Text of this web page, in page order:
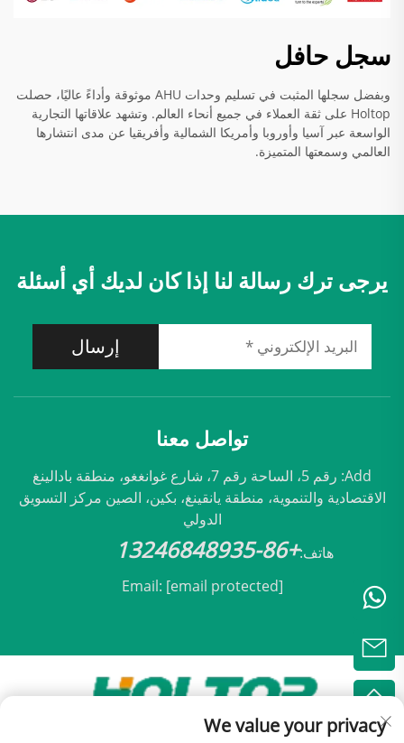
سجل حافل
وبفضل سجلها المثبت في تسليم وحدات AHU موثوقة وأداءً عاليًا، حصلت
Holtop على ثقة العملاء في جميع أنحاء العالم. وتشهد علاقاتها التجارية
الواسعة عبر آسيا وأوروبا وأمريكا الشمالية وأفريقيا عن مدى انتشارها
العالمي وسمعتها المتميزة.
يرجى ترك رسالة لنا إذا كان لديك أي أسئلة
إرسال
تواصل معنا
Add: رقم 5، الساحة رقم 7، شارع غوانغغو، منطقة بادالينغ
الاقتصادية والتنموية، منطقة يانقينغ، بكين، الصين مركز التسويق
الدولي
هاتف:+86-13246848935
Email: [email protected]
We value your privacy